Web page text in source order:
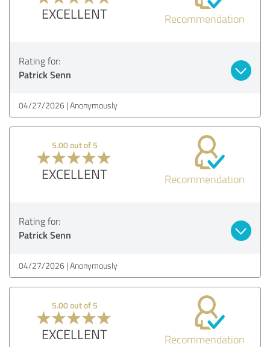
EXCELLENT Recommendation
Rating for:
Patrick Senn
04/27/2026 Anonymously
5.00 out of 5
EXCELLENT Recommendation
Rating for:
Patrick Senn
04/27/2026 Anonymously
5.00 out of 5
EXCELLENT Recommendation